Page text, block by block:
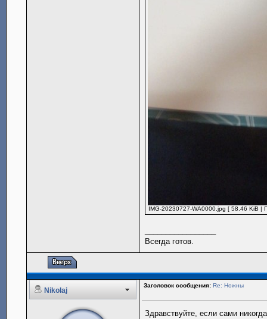
IMG-20230727-WA0000.jpg [ 58.46 KiB |
Всегда готов.
Nikolaj
Заголовок сообщения: Re: Ножны
Здравствуйте, если сами